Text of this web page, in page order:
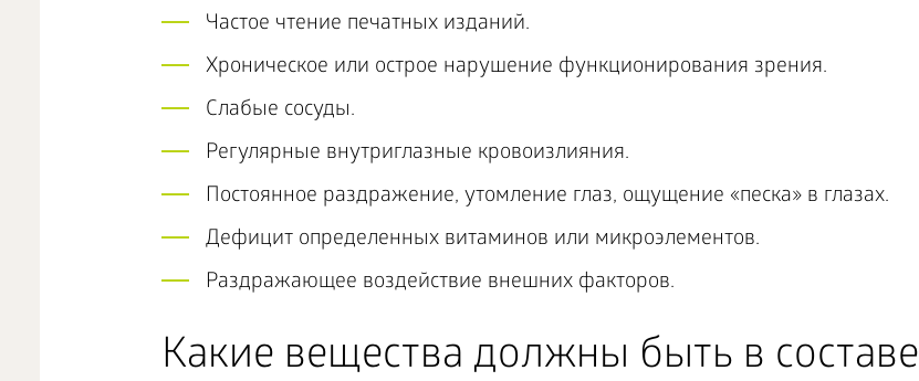
Частое чтение печатных изданий.
Хроническое или острое нарушение функционирования зрения.
Слабые сосуды.
Регулярные внутриглазные кровоизлияния.
Постоянное раздражение, утомление глаз, ощущение «песка» в глазах.
Дефицит определенных витаминов или микроэлементов.
Раздражающее воздействие внешних факторов.
Какие вещества должны быть в составе